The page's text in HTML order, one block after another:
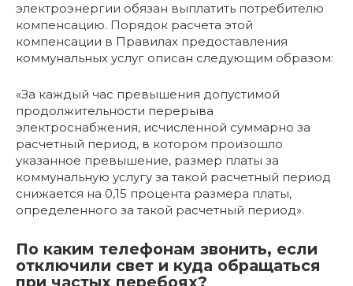
электроэнергии обязан выплатить потребителю
компенсацию. Порядок расчета этой
компенсации в Правилах предоставления
коммунальных услуг описан следующим образом:
«За каждый час превышения допустимой
продолжительности перерыва
электроснабжения, исчисленной суммарно за
расчетный период, в котором произошло
указанное превышение, размер платы за
коммунальную услугу за такой расчетный период
снижается на 0,15 процента размера платы,
определенного за такой расчетный период».
По каким телефонам звонить, если
отключили свет и куда обращаться